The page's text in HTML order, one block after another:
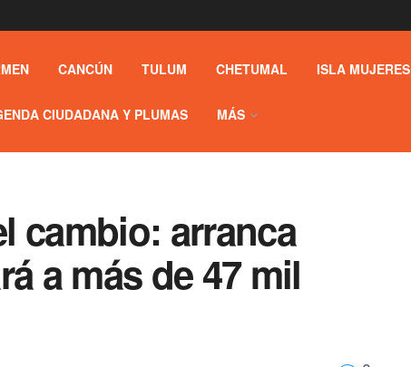
CANCÚN TULUM CHETUMAL ISLA MUJERES
CIUDADANA Y PLUMAS MÁS
cambio: arranca
a más de 47 mil